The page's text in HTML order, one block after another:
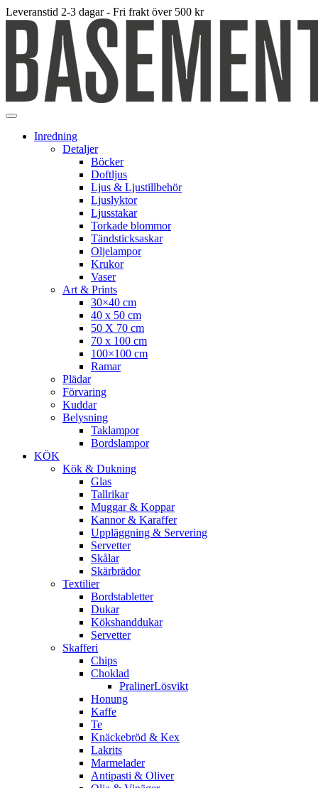
Leveranstid 2-3 dagar - Fri frakt över 500 kr
Inredning
Detaljer
Böcker
Doftljus
Ljus & Ljustillbehör
Ljuslyktor
Ljusstakar
Torkade blommor
Tändsticksaskar
Oljelampor
Krukor
Vaser
Art & Prints
30×40 cm
40 x 50 cm
50 X 70 cm
70 x 100 cm
100×100 cm
Ramar
Plädar
Förvaring
Kuddar
Belysning
Taklampor
Bordslampor
KÖK
Kök & Dukning
Glas
Tallrikar
Muggar & Koppar
Kannor & Karaffer
Uppläggning & Servering
Servetter
Skålar
Skärbrädor
Textilier
Bordstabletter
Dukar
Kökshanddukar
Servetter
Skafferi
Chips
Choklad
PralinerLösvikt
Honung
Kaffe
Te
Knäckebröd & Kex
Lakrits
Marmelader
Antipasti & Oliver